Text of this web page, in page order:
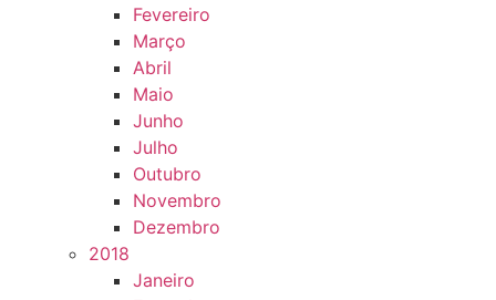
Fevereiro
Março
Abril
Maio
Junho
Julho
Outubro
Novembro
Dezembro
2018
Janeiro